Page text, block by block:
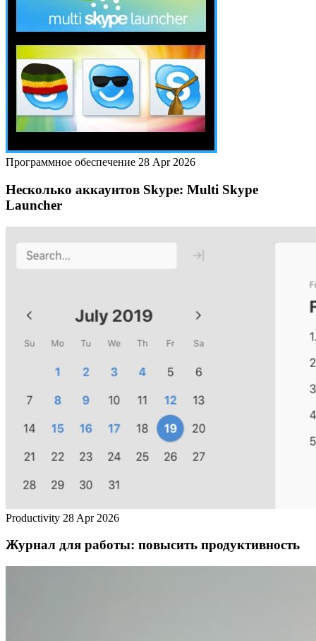
Программное обеспечение 28 Apr 2026
Несколько аккаунтов Skype: Multi Skype
Launcher
Productivity 28 Apr 2026
Журнал для работы: повысить продуктивность